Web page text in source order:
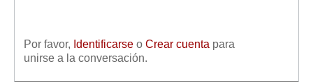
Por favor, Identificarse o Crear cuenta para
unirse a la conversación.